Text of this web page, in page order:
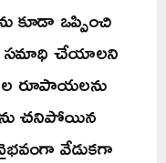
కూడా ఒప్పించి
సమాధి చేయాలని
రూపాయలను
చనిపోయిన
వేడుకగా